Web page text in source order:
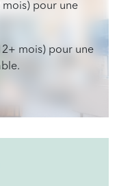
mois) pour une
mois) pour une